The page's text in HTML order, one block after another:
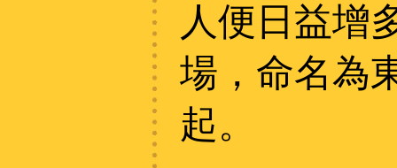
人便日益增
場，命名為
起。